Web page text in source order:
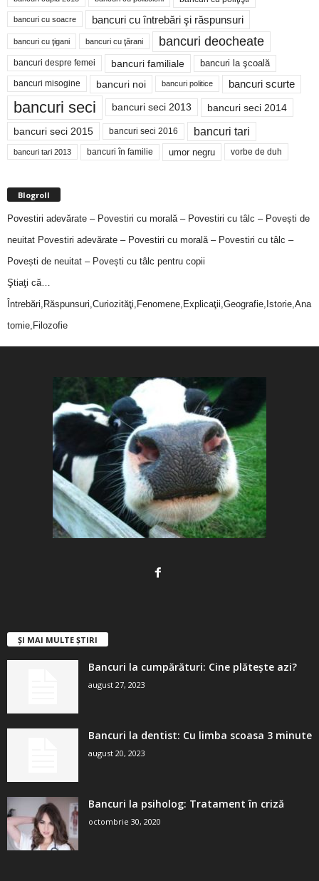
bancuri cu soacre bancuri cu întrebări şi răspunsuri
bancuri cu ţigani bancuri cu ţărani bancuri deocheate
bancuri despre femei bancuri familiale bancuri la şcoală
bancuri misogine bancuri noi bancuri politice bancuri scurte
bancuri seci bancuri seci 2013 bancuri seci 2014
bancuri seci 2015 bancuri seci 2016 bancuri tari
bancuri tari 2013 bancuri în familie umor negru vorbe de duh
Blogroll
Povestiri adevărate – Povestiri cu morală – Povestiri cu tâlc – Povești de
neuitat Povestiri adevărate – Povestiri cu morală – Povestiri cu tâlc –
Povești de neuitat – Povești cu tâlc pentru copii
Ştiaţi că…
Întrebări,Răspunsuri,Curiozităţi,Fenomene,Explicaţii,Geografie,Istorie,Ana
tomie,Filozofie
ȘI MAI MULTE ȘTIRI
Bancuri la cumpărături: Cine plătește azi?
august 27, 2023
Bancuri la dentist: Cu limba scoasa 3 minute
august 20, 2023
Bancuri la psiholog: Tratament în criză
octombrie 30, 2020